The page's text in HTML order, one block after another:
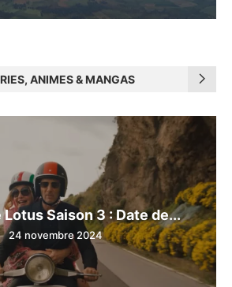
ANIMES & MANGAS
Saison 3 : Date de...
24 novembre 2024